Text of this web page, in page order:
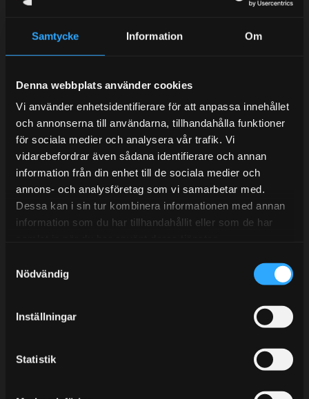
Samtycke Information Om
Denna webbplats använder cookies
Vi använder enhetsidentifierare för att anpassa innehållet
och annonserna till användarna, tillhandahålla funktioner
för sociala medier och analysera vår trafik. Vi
vidarebefordrar även sådana identifierare och annan
information från din enhet till de sociala medier och
annons- och analysföretag som vi samarbetar med.
Dessa kan i sin tur kombinera informationen med annan
information som du har tillhandahållit eller som de har
Nödvändig
Inställningar
Statistik
Telefonsupport:
Mån-Tors: 10:30-15:00
Lunchstängt 12:00-13:00
Tel: 031- 51 66 60
E-post:info@streetperformance.se
BLOG
KONTAKTA OSS
MY PAGES